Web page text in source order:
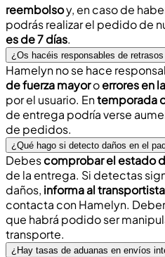
reembolsoy, en caso de
podrás realizar el pedido de
es de 7 días.
¿Os hacéis responsables de
Hamelyn no se hace
de fuerza mayoroerrores en
por el usuario. Entemporada
de entrega podría verse
de pedidos.
¿Qué hago si detecto daños en el
Debescomprobar el estado
de la entrega. Si detectas
daños, informa al
contacta con Hamelyn.
que habrá podido ser
transporte.
¿Hay tasas de aduanas en envíos